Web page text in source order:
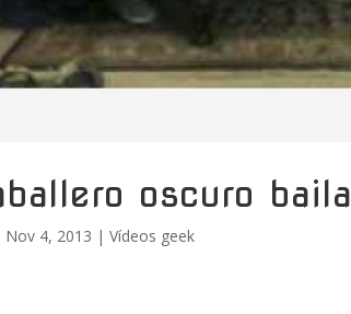
oscuro baila
Nov 4, 2013 |Vídeos geek